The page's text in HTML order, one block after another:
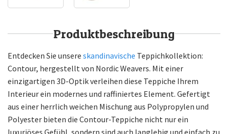
Produktbeschreibung
Entdecken Sie unsere skandinavische Teppichkollektion:
Contour, hergestellt von Nordic Weavers. Mit einer
einzigartigen 3D-Optik verleihen diese Teppiche Ihrem
Interieur ein modernes und raffiniertes Element. Gefertigt
aus einer herrlich weichen Mischung aus Polypropylen und
Polyester bieten die Contour-Teppiche nicht nur ein
luxuriöses Gefühl, sondern sind auch langlebig und einfach zu